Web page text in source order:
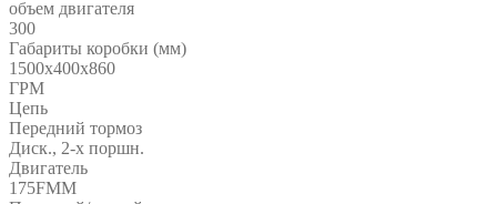
объем двигателя
300
Габариты коробки (мм)
1500х400х860
ГРМ
Цепь
Передний тормоз
Диск., 2-х поршн.
Двигатель
175FММ